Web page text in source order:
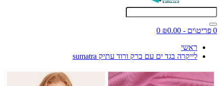
0 פריט\ים - ₪0.00
0
ראשי
לייקרה בגד ים עם ברק ורוד עתיק sumatra